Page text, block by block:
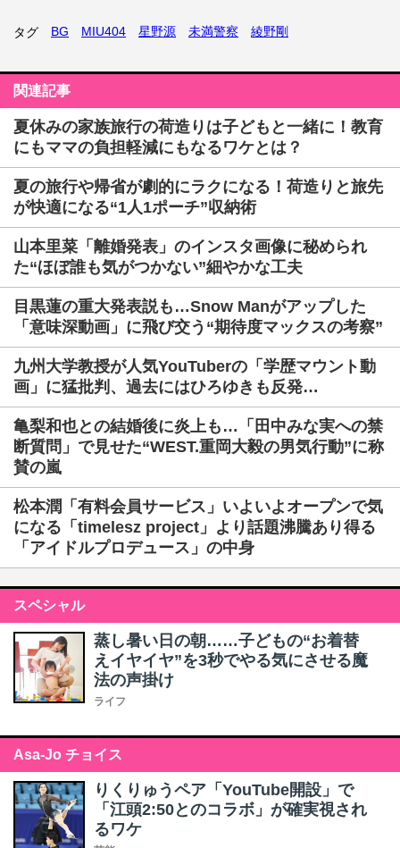
タグ BG MIU404 星野源 未満警察 綾野剛
関連記事
夏休みの家族旅行の荷造りは子どもと一緒に！教育
にもママの負担軽減にもなるワケとは？
夏の旅行や帰省が劇的にラクになる！荷造りと旅先
が快適になる“1人1ポーチ”収納術
山本里菜「離婚発表」のインスタ画像に秘められ
た“ほぼ誰も気がつかない”細やかな工夫
目黒蓮の重大発表説も…Snow Manがアップした
「意味深動画」に飛び交う“期待度マックスの考察”
九州大学教授が人気YouTuberの「学歴マウント動
画」に猛批判、過去にはひろゆきも反発…
亀梨和也との結婚後に炎上も…「田中みな実への禁
断質問」で見せた“WEST.重岡大毅の男気行動”に称
賛の嵐
松本潤「有料会員サービス」いよいよオープンで気
になる「timelesz project」より話題沸騰あり得る
「アイドルプロデュース」の中身
スペシャル
蒸し暑い日の朝……子どもの“お着替
えイヤイヤ”を3秒でやる気にさせる魔
法の声掛け
ライフ
Asa-Jo チョイス
りくりゅうペア「YouTube開設」で
「江頭2:50とのコラボ」が確実視され
るワケ